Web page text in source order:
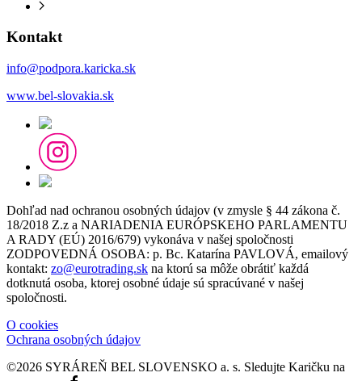
Kontakt
info@podpora.karicka.sk
www.bel-slovakia.sk
Dohľad nad ochranou osobných údajov (v zmysle § 44 zákona č.
18/2018 Z.z a NARIADENIA EURÓPSKEHO PARLAMENTU
A RADY (EÚ) 2016/679) vykonáva v našej spoločnosti
ZODPOVEDNÁ OSOBA: p. Bc. Katarína PAVLOVÁ, emailový
kontakt: zo@eurotrading.sk na ktorú sa môže obrátiť každá
dotknutá osoba, ktorej osobné údaje sú spracúvané v našej
spoločnosti.
O cookies
Ochrana osobných údajov
©2026 SYRÁREŇ BEL SLOVENSKO a. s. Sledujte Karičku na